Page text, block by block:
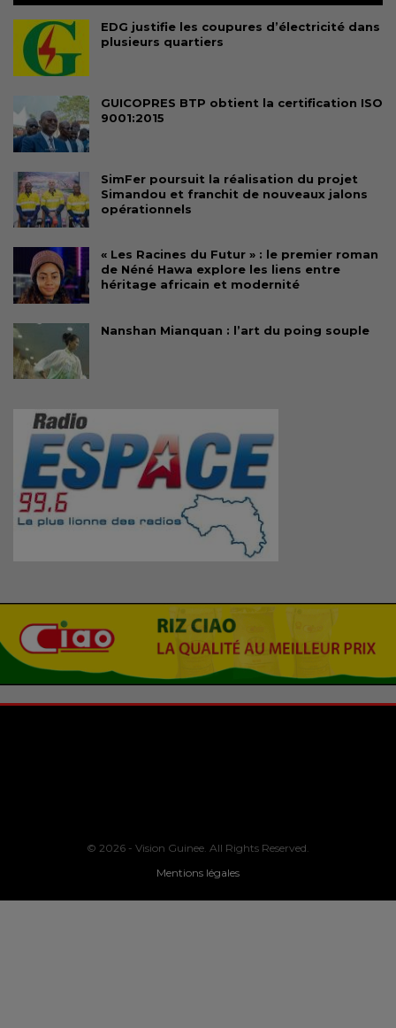
EDG justifie les coupures d’électricité dans
plusieurs quartiers
GUICOPRES BTP obtient la certification ISO
9001:2015
SimFer poursuit la réalisation du projet
Simandou et franchit de nouveaux jalons
opérationnels
« Les Racines du Futur » : le premier roman
de Néné Hawa explore les liens entre
héritage africain et modernité
Nanshan Mianquan : l’art du poing souple
© 2026 - Vision Guinee. All Rights Reserved.
Mentions légales